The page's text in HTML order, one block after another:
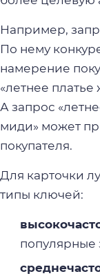
Например,
По нему
намерение
«летнее
А запрос
миди» может
покупателя.
Для карточки
типы ключей:
популярные